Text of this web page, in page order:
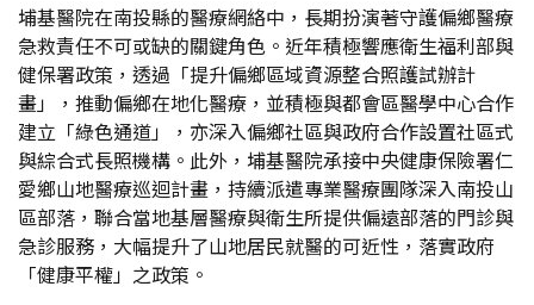
埔基醫院在南投縣的醫療網絡中，長期扮演著守護偏鄉醫療
急救責任不可或缺的關鍵角色。近年積極響應衛生福利部與
健保署政策，透過「提升偏鄉區域資源整合照護試辦計
畫」，推動偏鄉在地化醫療，並積極與都會區醫學中心合作
建立「綠色通道」，亦深入偏鄉社區與政府合作設置社區式
與綜合式長照機構。此外，埔基醫院承接中央健康保險署仁
愛鄉山地醫療巡迴計畫，持續派遣專業醫療團隊深入南投山
區部落，聯合當地基層醫療與衛生所提供偏遠部落的門診與
急診服務，大幅提升了山地居民就醫的可近性，落實政府
「健康平權」之政策。